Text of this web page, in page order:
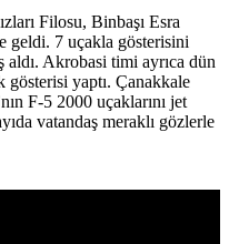
Filosu, Binbaşı Esra
geldi. 7 uçakla gösterisini
aldı. Akrobasi timi ayrıca dün
gösterisi yaptı. Çanakkale
F-5 2000 uçaklarını jet
vatandaş meraklı gözlerle